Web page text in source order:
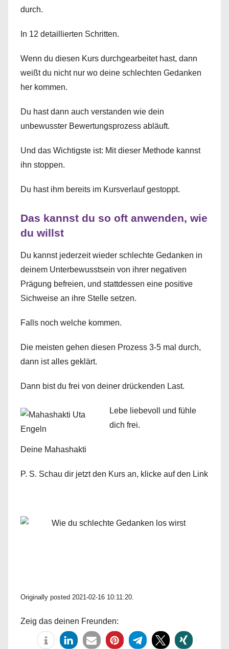
durch.
In 12 detaillierten Schritten.
Wenn du diesen Kurs durchgearbeitet hast, dann
weißt du nicht nur wo deine schlechten Gedanken
her kommen.
Du hast dann auch verstanden wie dein
unbewusster Bewertungsprozess abläuft.
Und das Wichtigste ist: Mit dieser Methode kannst
ihn stoppen.
Du hast ihm bereits im Kursverlauf gestoppt.
Das kannst du so oft anwenden, wie
du willst
Du kannst jederzeit wieder schlechte Gedanken in
deinem Unterbewusstsein von ihrer negativen
Prägung befreien, und stattdessen eine positive
Sichweise an ihre Stelle setzen.
Falls noch welche kommen.
Die meisten gehen diesen Prozess 3-5 mal durch,
dann ist alles geklärt.
Dann bist du frei von deiner drückenden Last.
Lebe liebevoll und fühle
dich frei.
Deine Mahashakti
P. S. Schau dir jetzt den Kurs an, klicke auf den Link
Originally posted 2021-02-16 10:11:20.
Zeig das deinen Freunden: